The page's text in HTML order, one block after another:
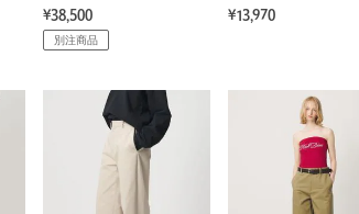
¥38,500
別注商品
¥13,970